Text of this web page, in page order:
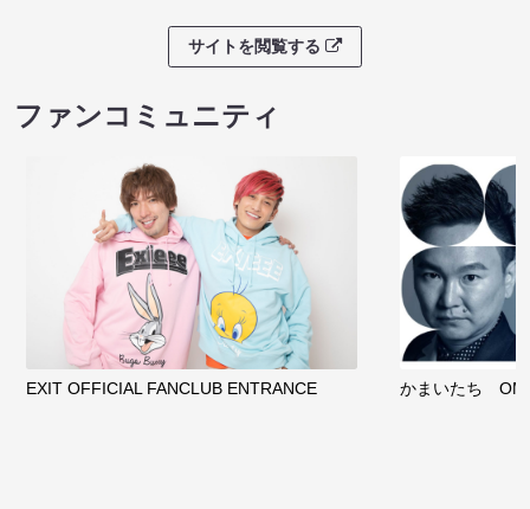
サイトを閲覧する
ファンコミュニティ
EXIT OFFICIAL FANCLUB ENTRANCE かまいたち